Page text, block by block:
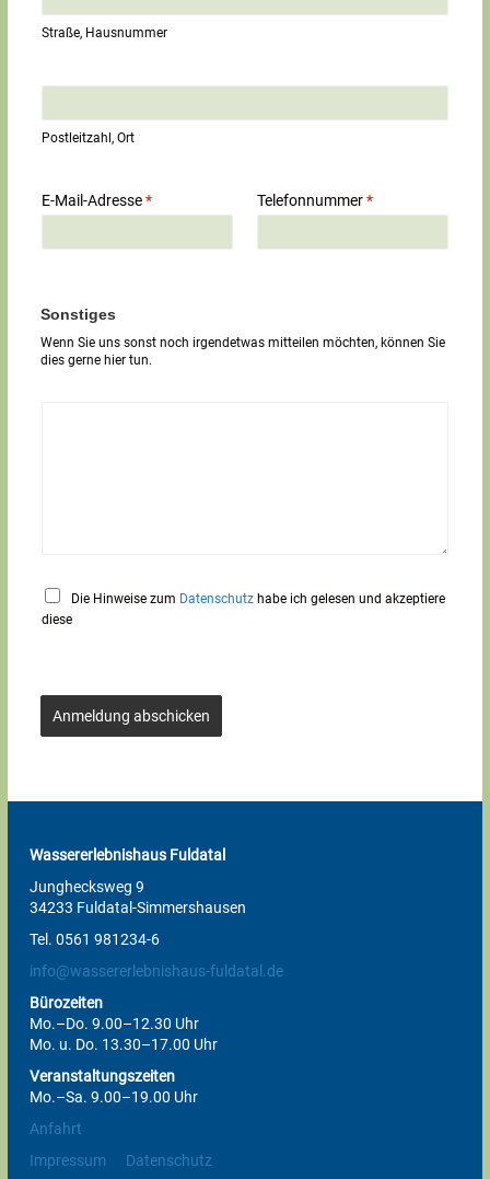
Straße, Hausnummer
n
i
l
g
T
x
t
Postleitzahl, Ort
E-Mail-Adresse* Telefonnummer*
Sonstiges
Wenn Sie uns sonst noch irgendetwas mitteilen möchten, können Sie
dies gerne hier tun.
Die Hinweise zum Datenschutz habe ich gelesen und akzeptiere
diese
Anmeldung abschicken
Wassererlebnishaus Fuldatal
Junghecksweg 9
34233 Fuldatal-Simmershausen
Tel. 0561 981234-6
info@wassererlebnishaus-fuldatal.de
Bürozeiten
Mo.–Do. 9.00–12.30 Uhr
Mo. u. Do. 13.30–17.00 Uhr
Veranstaltungszeiten
Mo.–Sa. 9.00–19.00 Uhr
Anfahrt
Impressum
Datenschutz